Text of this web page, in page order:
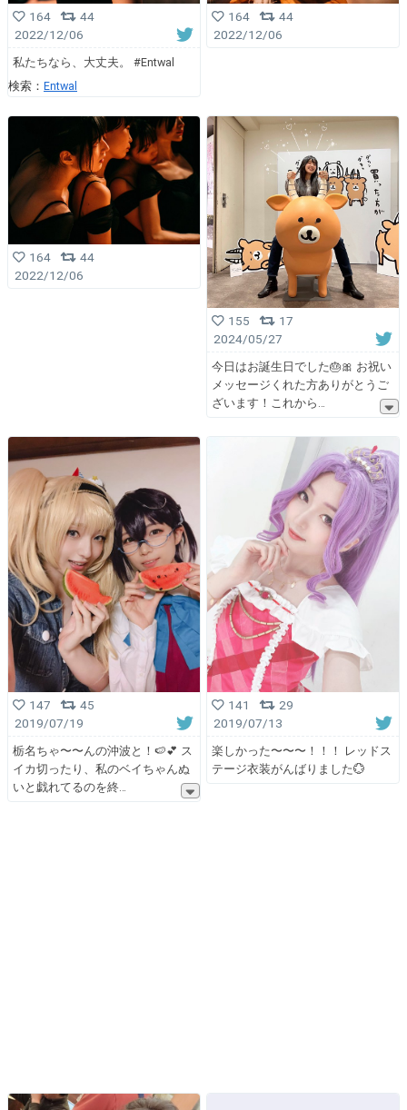
164
44
2022/12/06
私たちなら、大丈夫。 #Entwal
検索： Entwal
164
44
2022/12/06
164
44
2022/12/06
155
17
2024/05/27
今日はお誕生日でした🎂🎀 お祝い
メッセージくれた方ありがとうご
ざいます！これから
147
45
2019/07/19
栃名ちゃ〜〜んの沖波と！🍉💕 ス
イカ切ったり、私のベイちゃんぬ
いと戯れてるのを終
141
29
2019/07/13
楽しかった〜〜〜！！！ レッドス
テージ衣装がんばりました💮